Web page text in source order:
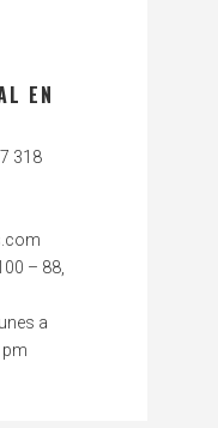
EN
318
– 88,
a
pm